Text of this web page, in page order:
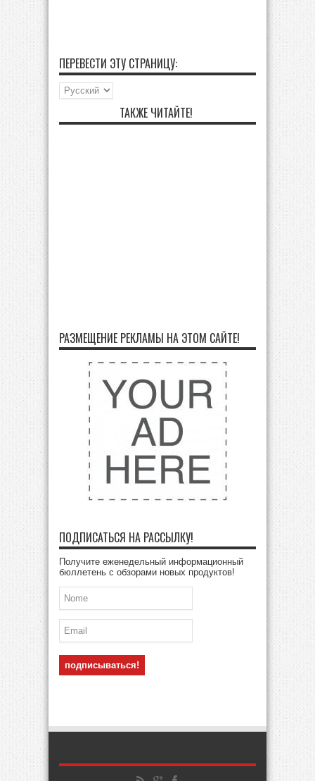
ПЕРЕВЕСТИ ЭТУ СТРАНИЦУ:
ТАКЖЕ ЧИТАЙТЕ!
РАЗМЕЩЕНИЕ РЕКЛАМЫ НА ЭТОМ САЙТЕ!
ПОДПИСАТЬСЯ НА РАССЫЛКУ!
Получите еженедельный информационный
бюллетень с обзорами новых продуктов!